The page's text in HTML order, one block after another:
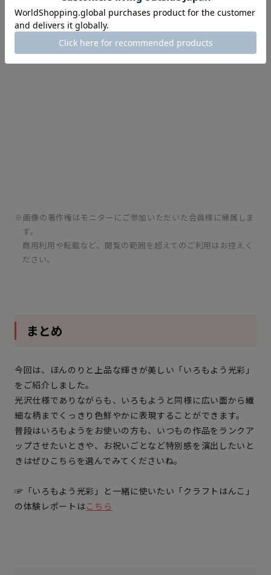
画像の著作権はモニターにご参加いただいた会員様に帰属しま
す。
商用利用や転載など、閲覧の範囲を超えてのご利用はお控えく
ださい。
まとめ
今回は、ほんのりと上品な輝きが美しい「いろもよう光彩」
をご紹介しました。
光沢仕様でありながらも、いろもようと同様に広い面から繊
細な柄までくっきり色鮮やかに表現することができます。
普段はいろもようをお使いの方も、いつもの作品をランクア
ップさせたいときや、お祝いごとなど特別感を演出したいと
きはぜひこちらを選んでみてくださいね。
☞「いろもよう光彩」と一緒に使いたい「クラフトはんこ」
の体験レポートはこちら